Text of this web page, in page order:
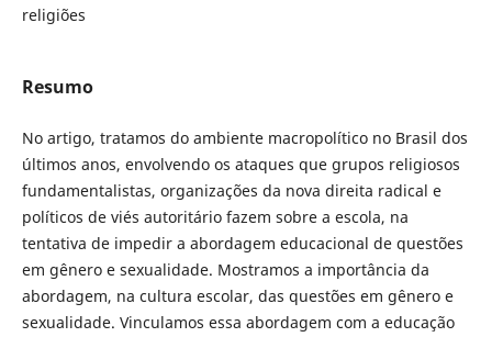
religiões
Resumo
No artigo, tratamos do ambiente macropolítico no Brasil dos
últimos anos, envolvendo os ataques que grupos religiosos
fundamentalistas, organizações da nova direita radical e
políticos de viés autoritário fazem sobre a escola, na
tentativa de impedir a abordagem educacional de questões
em gênero e sexualidade. Mostramos a importância da
abordagem, na cultura escolar, das questões em gênero e
sexualidade. Vinculamos essa abordagem com a educação